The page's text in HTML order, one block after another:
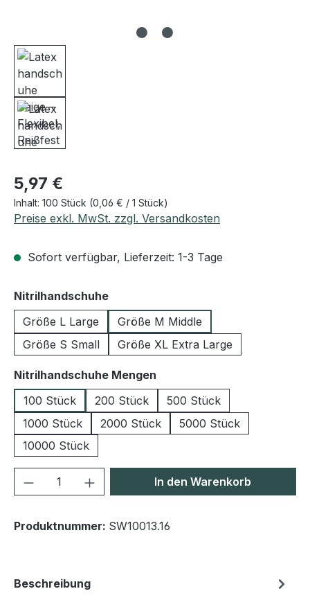
Regulärer Preis:
5,97 €
Inhalt: 100 Stück (0,06 € / 1 Stück)
Preise exkl. MwSt. zzgl. Versandkosten
Sofort verfügbar, Lieferzeit: 1-3 Tage
Nitrilhandschuheauswählen
Größe L Large
Größe M Middle
Größe S Small
Größe XL Extra Large
Nitrilhandschuhe Mengen
100 Stück
200 Stück
500 Stück
1000 Stück
2000 Stück
5000 Stück
10000 Stück
Produkt Anzahl: Gib denIn den Warenkorb
Produktnummer: SW10013.16
Beschreibung